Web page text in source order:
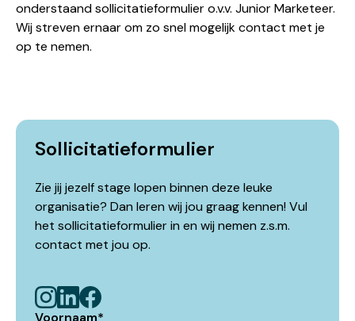
onderstaand sollicitatieformulier o.v.v. Junior Marketeer.
Wij streven ernaar om zo snel mogelijk contact met je
op te nemen.
Sollicitatieformulier
Zie jij jezelf stage lopen binnen deze leuke
organisatie? Dan leren wij jou graag kennen! Vul
het sollicitatieformulier in en wij nemen z.s.m.
contact met jou op.